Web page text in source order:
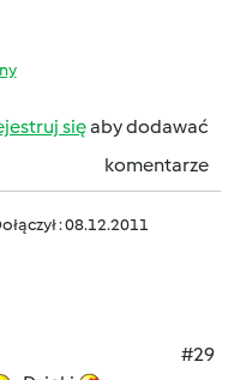
sięaby dodawać
komentarze
: 08.12.2011
#29